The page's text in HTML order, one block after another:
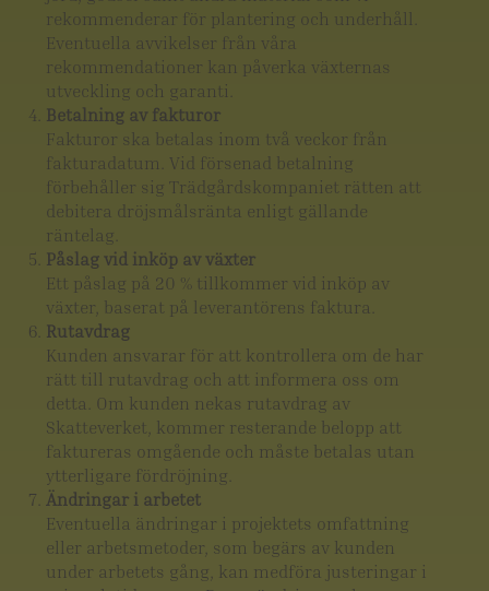
rekommenderar för plantering och underhåll.
Eventuella avvikelser från våra
rekommendationer kan påverka växternas
utveckling och garanti.
Betalning av fakturor
Fakturor ska betalas inom två veckor från
fakturadatum. Vid försenad betalning
förbehåller sig Trädgårdskompaniet rätten att
debitera dröjsmålsränta enligt gällande
räntelag.
Påslag vid inköp av växter
Ett påslag på 20 % tillkommer vid inköp av
växter, baserat på leverantörens faktura.
Rutavdrag
Kunden ansvarar för att kontrollera om de har
rätt till rutavdrag och att informera oss om
detta. Om kunden nekas rutavdrag av
Skatteverket, kommer resterande belopp att
faktureras omgående och måste betalas utan
ytterligare fördröjning.
Ändringar i arbetet
Eventuella ändringar i projektets omfattning
eller arbetsmetoder, som begärs av kunden
under arbetets gång, kan medföra justeringar i